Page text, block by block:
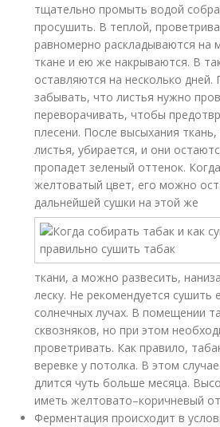
тщательно промыть водой
просушить. В теплой,
равномерно раскладываются на
ткане и ею же накрываются. В
оставляются на несколько дней.
забывать, что листья нужно
переворачивать, чтобы
плесени. После высыхания
листья, убирается, и они
пропадет зеленый оттенок.
желтоватый цвет, его можно
дальнейшей сушки на этой же
ткани, а можно развесить,
леску. Не рекомендуется сушить
солнечных лучах. В помещении
сквозняков, но при этом
проветривать. Как правило,
веревке у потолка. В этом
длится чуть больше месяца.
иметь желтовато–коричневый
Ферментация происходит в